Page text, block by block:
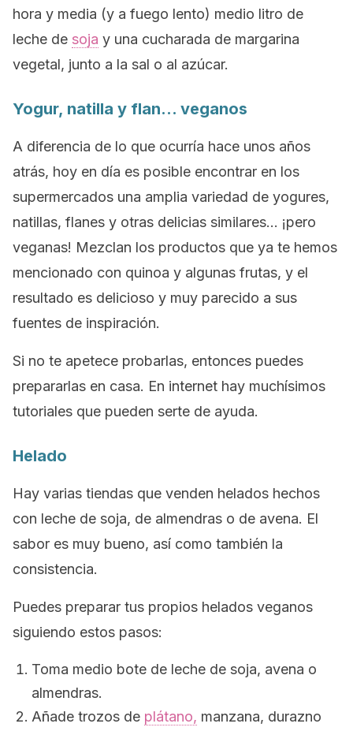
hora y media (y a fuego lento) medio litro de
leche de soja y una cucharada de margarina
vegetal, junto a la sal o al azúcar.
Yogur, natilla y flan… veganos
A diferencia de lo que ocurría hace unos años
atrás, hoy en día es posible encontrar en los
supermercados una amplia variedad de yogures,
natillas, flanes y otras delicias similares… ¡pero
veganas! Mezclan los productos que ya te hemos
mencionado con quinoa y algunas frutas, y el
resultado es delicioso y muy parecido a sus
fuentes de inspiración.
Si no te apetece probarlas, entonces puedes
prepararlas en casa. En internet hay muchísimos
tutoriales que pueden serte de ayuda.
Helado
Hay varias tiendas que venden helados hechos
con leche de soja, de almendras o de avena. El
sabor es muy bueno, así como también la
consistencia.
Puedes preparar tus propios helados veganos
siguiendo estos pasos:
Toma medio bote de leche de soja, avena o
almendras.
Añade trozos de plátano, manzana, durazno